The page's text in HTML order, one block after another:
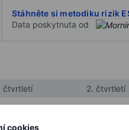
cookies
Stáhněte si metodiku rizik
Data poskytnuta od
čtvrtletí 2. čtvrtletí